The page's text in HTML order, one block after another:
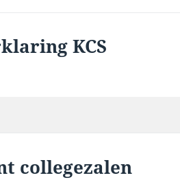
KCS
collegezalen